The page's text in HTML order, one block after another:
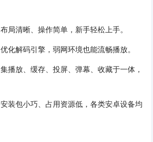
局清晰、操作简单，新手轻松上手。
化解码引擎，弱网环境也能流畅播放。
播放、缓存、投屏、弹幕、收藏于一体，
装包小巧、占用资源低，各类安卓设备均